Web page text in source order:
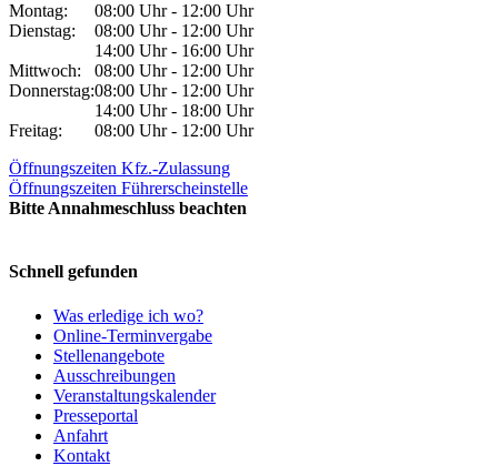
Montag:
08:00 Uhr - 12:00 Uhr
Dienstag:
08:00 Uhr - 12:00 Uhr
14:00 Uhr - 16:00 Uhr
Mittwoch:
08:00 Uhr - 12:00 Uhr
Donnerstag:08:00 Uhr - 12:00 Uhr
14:00 Uhr - 18:00 Uhr
Freitag:
08:00 Uhr - 12:00 Uhr
Öffnungszeiten Kfz.-Zulassung
Öffnungszeiten Führerscheinstelle
Bitte Annahmeschluss beachten
Schnell gefunden
Was erledige ich wo?
Online-Terminvergabe
Stellenangebote
Ausschreibungen
Veranstaltungskalender
Presseportal
Anfahrt
Kontakt